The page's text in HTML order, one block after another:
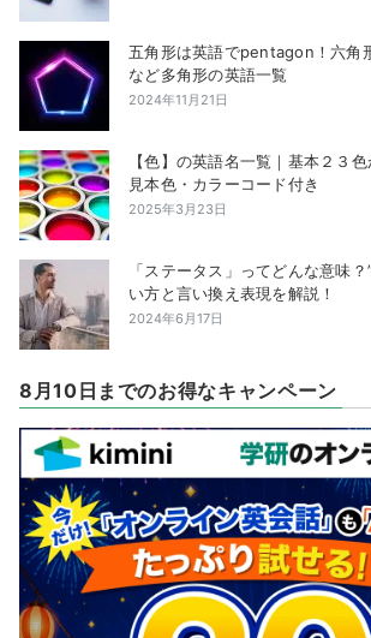
五角形は英語でpentagon！六角
など多角形の英語一覧
2024年11月21日
【色】の英語名一覧｜基本２３
見本色・カラーコード付き
2025年3月23日
「ステータス」ってどんな意味
い方と言い換え表現を解説！
2024年6月17日
8月10日までのお得なキャンペーン